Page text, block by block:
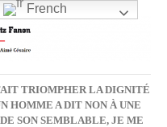
TRIOMPHER LA DIGNITÉ
HOMME A DIT NON À UNE
SON SEMBLABLE, JE ME
French